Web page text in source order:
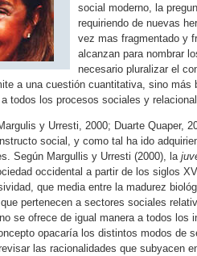
social moderno, la
requiriendo de nuevas
vez mas fragmentado y
alcanzan para nombrar
necesario pluralizar el
a una cuestión cuantitativa, sino
todos los procesos sociales y
y Urresti, 2000; Duarte Quaper,
social, y como tal ha ido
Según Margullis y Urresti (2000), la
occidental a partir de los siglos
que media entre la madurez
pertenecen a sectores sociales
se ofrece de igual manera a todos
opacaría los distintos modos
las racionalidades que subyacen